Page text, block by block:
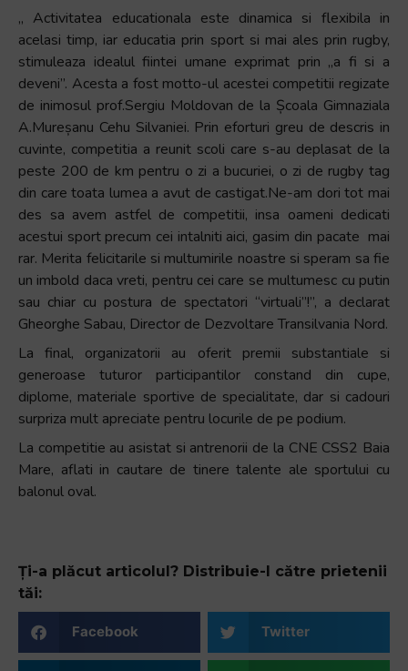
„ Activitatea educationala este dinamica si flexibila in
acelasi timp, iar educatia prin sport si mai ales prin rugby,
stimuleaza idealul fiintei umane exprimat prin „a fi si a
deveni”. Acesta a fost motto-ul acestei competitii regizate
de inimosul prof.Sergiu Moldovan de la Școala Gimnaziala
A.Mureșanu Cehu Silvaniei. Prin eforturi greu de descris in
cuvinte, competitia a reunit scoli care s-au deplasat de la
peste 200 de km pentru o zi a bucuriei, o zi de rugby tag
din care toata lumea a avut de castigat.Ne-am dori tot mai
des sa avem astfel de competitii, insa oameni dedicati
acestui sport precum cei intalniti aici, gasim din pacate mai
rar. Merita felicitarile si multumirile noastre si speram sa fie
un imbold daca vreti, pentru cei care se multumesc cu putin
sau chiar cu postura de spectatori “virtuali”!”, a declarat
Gheorghe Sabau, Director de Dezvoltare Transilvania Nord.
La final, organizatorii au oferit premii substantiale si
generoase tuturor participantilor constand din cupe,
diplome, materiale sportive de specialitate, dar si cadouri
surpriza mult apreciate pentru locurile de pe podium.
La competitie au asistat si antrenorii de la CNE CSS2 Baia
Mare, aflati in cautare de tinere talente ale sportului cu
balonul oval.
Ți-a plăcut articolul? Distribuie-l către prietenii
tăi:
Facebook Twitter